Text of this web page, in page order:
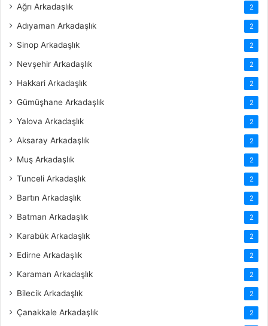
Ağrı Arkadaşlık 2
Adıyaman Arkadaşlık 2
Sinop Arkadaşlık 2
Nevşehir Arkadaşlık 2
Hakkari Arkadaşlık 2
Gümüşhane Arkadaşlık 2
Yalova Arkadaşlık 2
Aksaray Arkadaşlık 2
Muş Arkadaşlık 2
Tunceli Arkadaşlık 2
Bartın Arkadaşlık 2
Batman Arkadaşlık 2
Karabük Arkadaşlık 2
Edirne Arkadaşlık 2
Karaman Arkadaşlık 2
Bilecik Arkadaşlık 2
Çanakkale Arkadaşlık 2